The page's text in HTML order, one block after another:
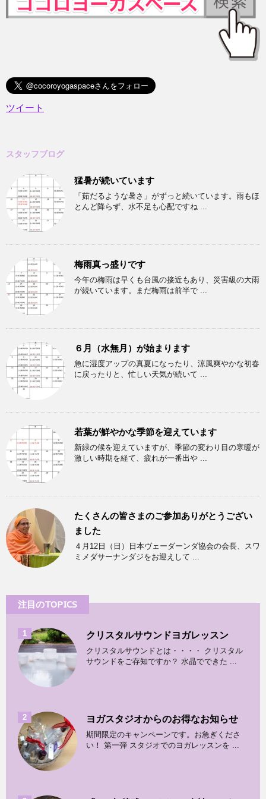
ツイート
スタッフブログ
猛暑が続いています
「茹だるような暑さ」がずっと続いています。雨もほ
とんど降らず、水不足も心配ですね ...
梅雨真っ盛りです
今年の梅雨は早くも台風の接近もあり、災害級の大雨
が続いています。まだ梅雨は前半で ...
６月（水無月）が始まります
急に湿度アップの真夏になったり、涼風爽やかな初春
に戻ったりと、忙しい天気が続いて ...
若葉が鮮やかな季節を迎えています
新緑の候を迎えていますが、季節の変わり目の寒暖が
激しい時期を経て、疲れが一番出や ...
たくさんの皆さまのご参加ありがとうござい
ました
４月12日（日）日本ヴェーダーンダ協会の会長、スワ
ミメダサーナンダジをお迎えして ...
注目のTOPICS
1 クリスタルサウンドヨガレッスン
クリスタルサウンドとは・・・・ クリスタル
サウンドをご存知ですか？ 水晶でできた ...
2 ヨガスタジオからのお得なお知らせ
期間限定のキャンペーンです。お急ぎくださ
い！ 第一弾 スタジオでのヨガレッスンを ...